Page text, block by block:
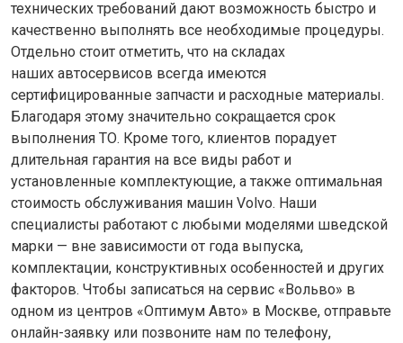
технических требований дают возможность быстро и
качественно выполнять все необходимые процедуры.
Отдельно стоит отметить, что на складах
наших автосервисов всегда имеются
сертифицированные запчасти и расходные материалы.
Благодаря этому значительно сокращается срок
выполнения ТО. Кроме того, клиентов порадует
длительная гарантия на все виды работ и
установленные комплектующие, а также оптимальная
стоимость обслуживания машин Volvo. Наши
специалисты работают с любыми моделями шведской
марки — вне зависимости от года выпуска,
комплектации, конструктивных особенностей и других
факторов. Чтобы записаться на сервис «Вольво» в
одном из центров «Оптимум Авто» в Москве, отправьте
онлайн-заявку или позвоните нам по телефону,